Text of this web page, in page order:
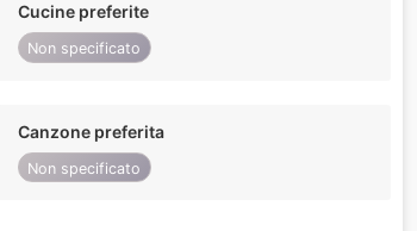
Cucine preferite
Non specificato
Canzone preferita
Non specificato